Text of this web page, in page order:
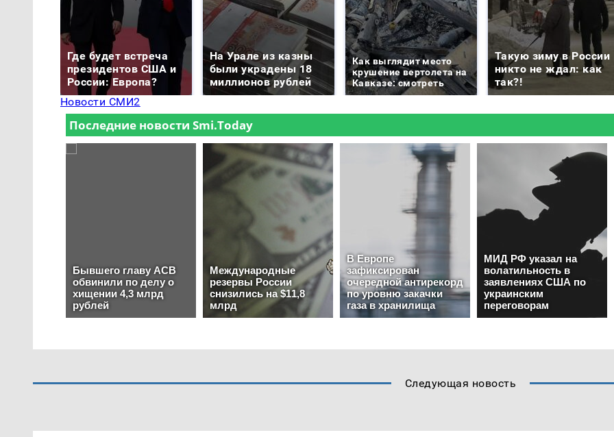
Где будет встреча
президентов США и
России: Европа?
На Урале из казны
были украдены 18
миллионов рублей
Как выглядит место
крушение вертолета на
Кавказе: смотреть
Такую зиму в России
никто не ждал: как
так?!
Новости СМИ2
Следующая новость